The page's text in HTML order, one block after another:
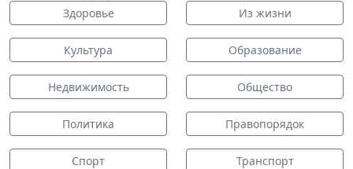
Здоровье Из жизни
Культура Образование
Недвижимость Общество
Политика Правопорядок
Спорт Транспорт